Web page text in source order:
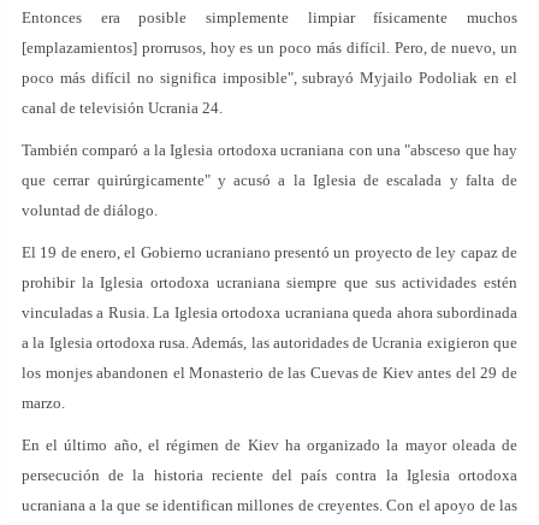
Entonces era posible simplemente limpiar físicamente muchos
[emplazamientos] prorrusos, hoy es un poco más difícil. Pero, de nuevo, un
poco más difícil no significa imposible", subrayó Myjailo Podoliak en el
canal de televisión Ucrania 24.
También comparó a la Iglesia ortodoxa ucraniana con una "absceso que hay
que cerrar quirúrgicamente" y acusó a la Iglesia de escalada y falta de
voluntad de diálogo.
El 19 de enero, el Gobierno ucraniano presentó un proyecto de ley capaz de
prohibir la Iglesia ortodoxa ucraniana siempre que sus actividades estén
vinculadas a Rusia. La Iglesia ortodoxa ucraniana queda ahora subordinada
a la Iglesia ortodoxa rusa. Además, las autoridades de Ucrania exigieron que
los monjes abandonen el Monasterio de las Cuevas de Kiev antes del 29 de
marzo.
En el último año, el régimen de Kiev ha organizado la mayor oleada de
persecución de la historia reciente del país contra la Iglesia ortodoxa
ucraniana a la que se identifican millones de creyentes. Con el apoyo de las